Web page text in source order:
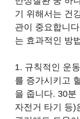
기 위해서는 건
관이 중요합니
는 효과적인 방
1. 규칙적인 운
를 증가시키고
을 줍니다. 30분
자전거 타기 등)